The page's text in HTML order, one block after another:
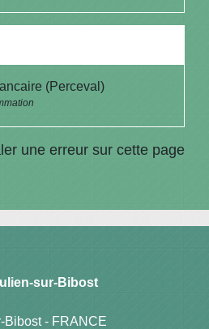
(Perceval)
une erreur sur cette page
sur-Bibost
Bibost - FRANCE